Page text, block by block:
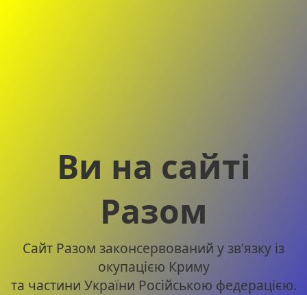
Ви на сайті
Разом
Сайт Разом законсервований у зв'язку із
окупацією Криму
та частини України Російською федерацією.